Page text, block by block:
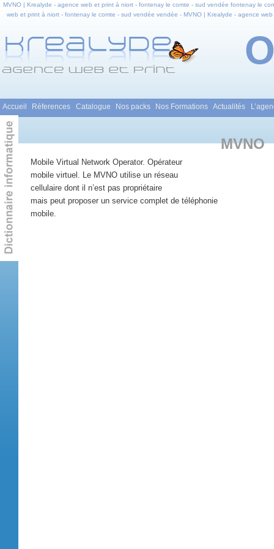
MVNO | Krealyde - agence web et print à niort - fontenay le comte - sud vendée fontenay le
web et print à niort - fontenay le comte - sud vendée vendée - MVNO | Krealyde - agence
Menu principal
Aller au contenu principal
Aller au contenu secondaire
Accueil Réferences Catalogue Nos packs Nos Formations Actualités
MVNO
Mobile Virtual Network Operator. Opérateur
mobile virtuel. Le MVNO utilise un réseau
cellulaire dont il n’est pas propriétaire
mais peut proposer un service complet de téléphonie
mobile.